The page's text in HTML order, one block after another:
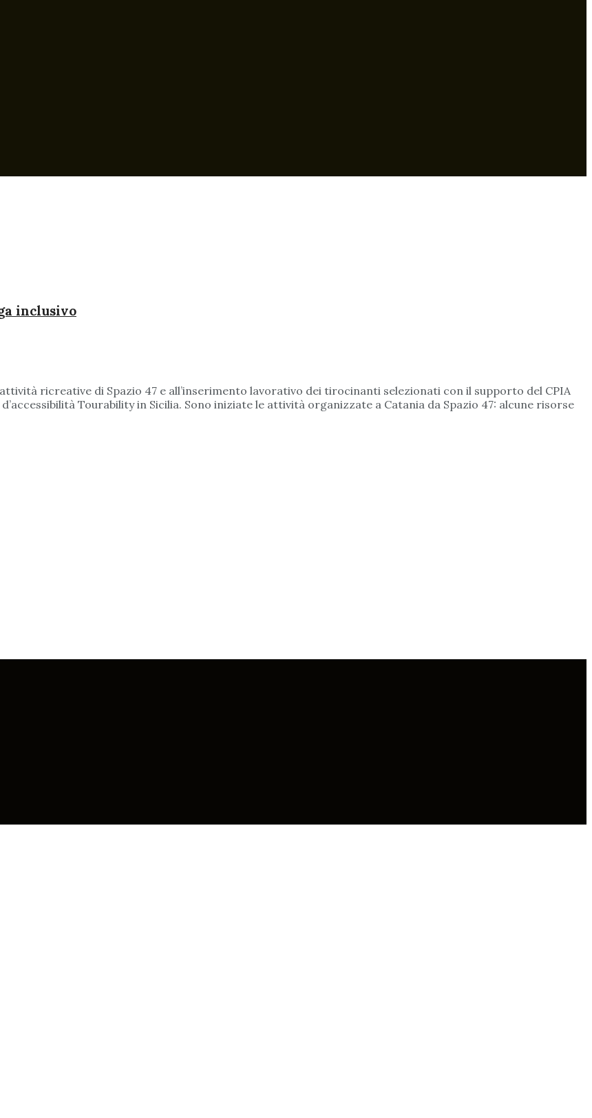
inclusivo
ricreative di Spazio 47 e all’inserimento lavorativo dei tirocinanti selezionati con il supporto del CPIA
Tourability in Sicilia. Sono iniziate le attività organizzate a Catania da Spazio 47: alcune risorse